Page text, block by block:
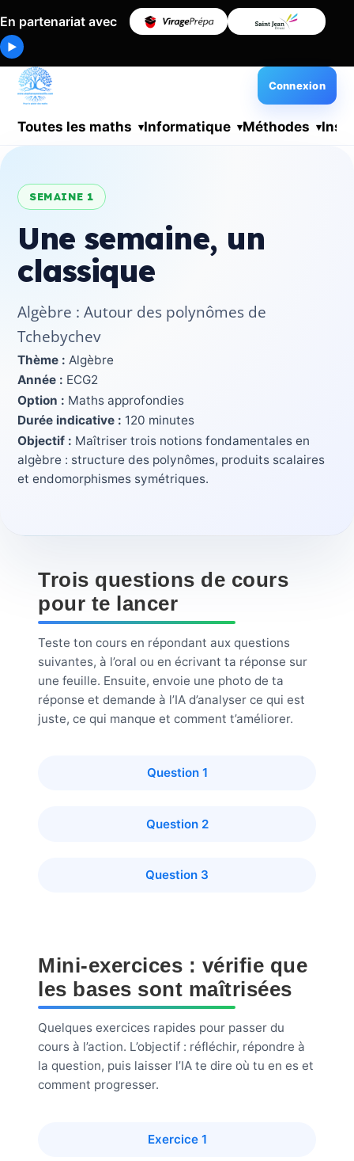
En partenariat avec
▶
Toutes les maths Informatique Méthodes
Connexion
SEMAINE 1
Une semaine, un
classique
Algèbre : Autour des polynômes de
Tchebychev
Thème : Algèbre
Année : ECG2
Option : Maths approfondies
Durée indicative : 120 minutes
Objectif : Maîtriser trois notions fondamentales en
algèbre : structure des polynômes, produits scalaires
et endomorphismes symétriques.
Trois questions de cours
pour te lancer
Teste ton cours en répondant aux questions
suivantes, à l’oral ou en écrivant ta réponse sur
une feuille. Ensuite, envoie une photo de ta
réponse et demande à l’IA d’analyser ce qui est
juste, ce qui manque et comment t’améliorer.
Question 1
Question 2
Question 3
Mini-exercices : vérifie que
les bases sont maîtrisées
Quelques exercices rapides pour passer du
cours à l’action. L’objectif : réfléchir, répondre à
la question, puis laisser l’IA te dire où tu en es et
comment progresser.
Exercice 1